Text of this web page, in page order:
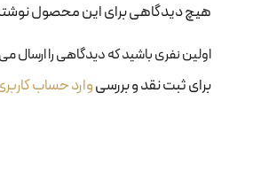
هیچ دیدگاهی برای این محصول
اولین نفری باشید که دیدگاهی را ارسال می
برای ثبت نقد و بررسیوارد حساب